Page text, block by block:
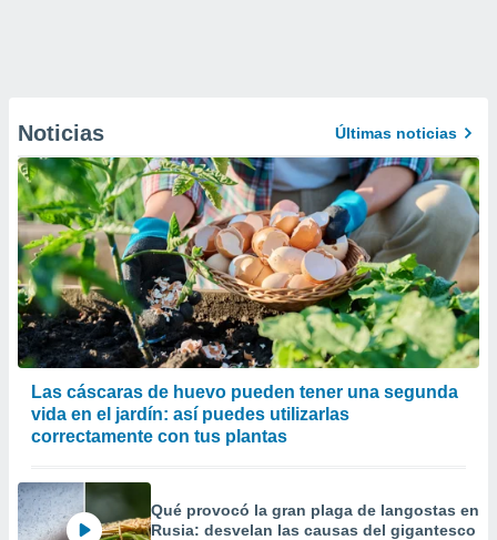
Noticias Últimas noticias
Las cáscaras de huevo pueden tener una segunda
vida en el jardín: así puedes utilizarlas
correctamente con tus plantas
Qué provocó la gran plaga de langostas en
Rusia: desvelan las causas del gigantesco